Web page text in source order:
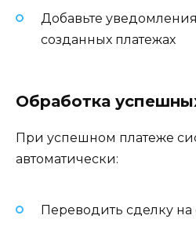
Добавьте
созданных платежах
Обработка
При успешном платеже
автоматически:
Переводить сделку